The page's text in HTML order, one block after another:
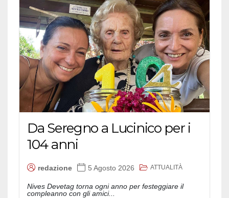
Da Seregno a Lucinico per i
104 anni
redazione 5 Agosto 2026 ATTUALITÀ
Nives Devetag torna ogni anno per festeggiare il
compleanno con gli amici...